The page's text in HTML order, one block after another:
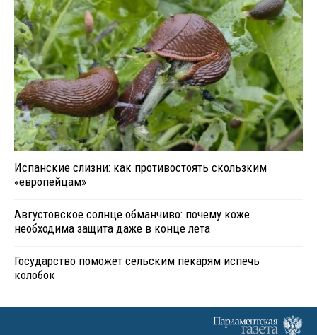
Испанские слизни: как противостоять скользким
«европейцам»
Августовское солнце обманчиво: почему коже
необходима защита даже в конце лета
Государство поможет сельским пекарям испечь
колобок